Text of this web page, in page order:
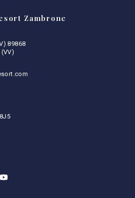
Zambrone
89868